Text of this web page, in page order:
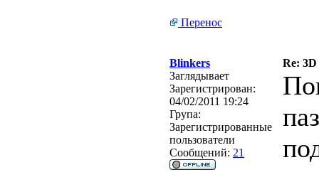
Перенос
Blinkers
Re:
Заглядывает
Зарегистрирован:
04/02/2011 19:24
Група:
Зарегистрированные
пользователи
Сообщений: 21